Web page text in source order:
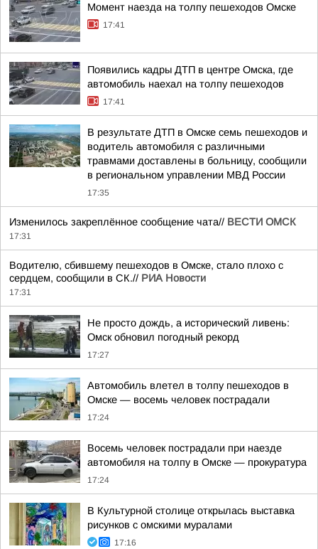
Момент наезда на толпу пешеходов Омске
17:41
Появились кадры ДТП в центре Омска, где
автомобиль наехал на толпу пешеходов
17:41
В результате ДТП в Омске семь пешеходов и
водитель автомобиля с различными
травмами доставлены в больницу, сообщили
в региональном управлении МВД России
17:35
Изменилось закреплённое сообщение чата// ВЕСТИ ОМСК
17:31
Водителю, сбившему пешеходов в Омске, стало плохо с
сердцем, сообщили в СК.// РИА Новости
17:31
Не просто дождь, а исторический ливень:
Омск обновил погодный рекорд
17:27
Автомобиль влетел в толпу пешеходов в
Омске — восемь человек пострадали
17:24
Восемь человек пострадали при наезде
автомобиля на толпу в Омске — прокуратура
17:24
В Культурной столице открылась выставка
рисунков с омскими муралами
17:16